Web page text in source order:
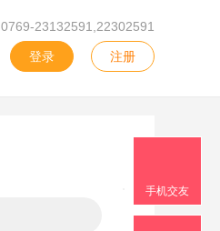
0769-23132591,22302591
登录 注册
手机交友